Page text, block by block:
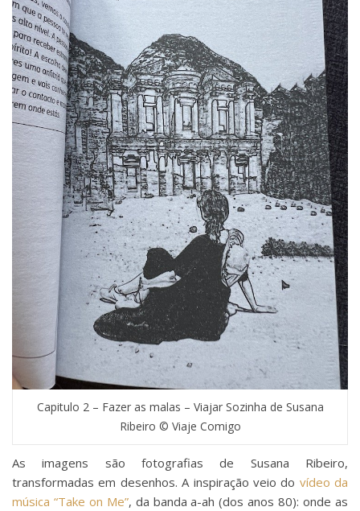
Capitulo 2 – Fazer as malas – Viajar Sozinha de Susana
Ribeiro © Viaje Comigo
As imagens são fotografias de Susana Ribeiro,
transformadas em desenhos. A inspiração veio do vídeo da
música “Take on Me”, da banda a-ah (dos anos 80): onde as